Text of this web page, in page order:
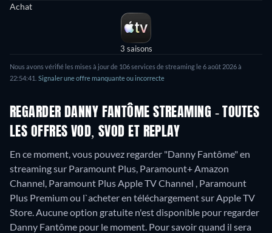
Achat
3 saisons
Nous avons vérifié les mises à jour de 106 services de streaming le 6 août 2026 à
22:54:41. Signaler une offre manquante ou incorrecte
REGARDER DANNY FANTÔME STREAMING - TOUTES
LES OFFRES VOD, SVOD ET REPLAY
En ce moment, vous pouvez regarder "Danny Fantôme" en
streaming sur Paramount Plus, Paramount+ Amazon
Channel, Paramount Plus Apple TV Channel , Paramount
Plus Premium ou l`acheter en téléchargement sur Apple TV
Store. Aucune option gratuite n'est disponible pour regarder
Danny Fantôme pour le moment. Pour savoir quand il sera